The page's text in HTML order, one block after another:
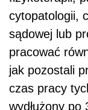
cytopatologii,
sądowej lub
pracować
jak pozostali
czas pracy
wydłużony